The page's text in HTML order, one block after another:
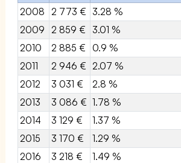
2008
2 773 € 3.28 %
2009
2 859 € 3.01 %
2010
2 885 € 0.9 %
2011
2 946 € 2.07 %
2012
3 031 € 2.8 %
2013
3 086 € 1.78 %
2014
3 129 € 1.37 %
2015
3 170 € 1.29 %
2016
3 218 € 1.49 %